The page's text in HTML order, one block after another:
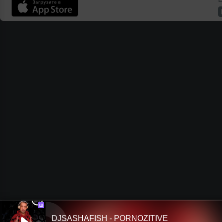
Ш
DJSASHAFISH - PORNOZITIVE